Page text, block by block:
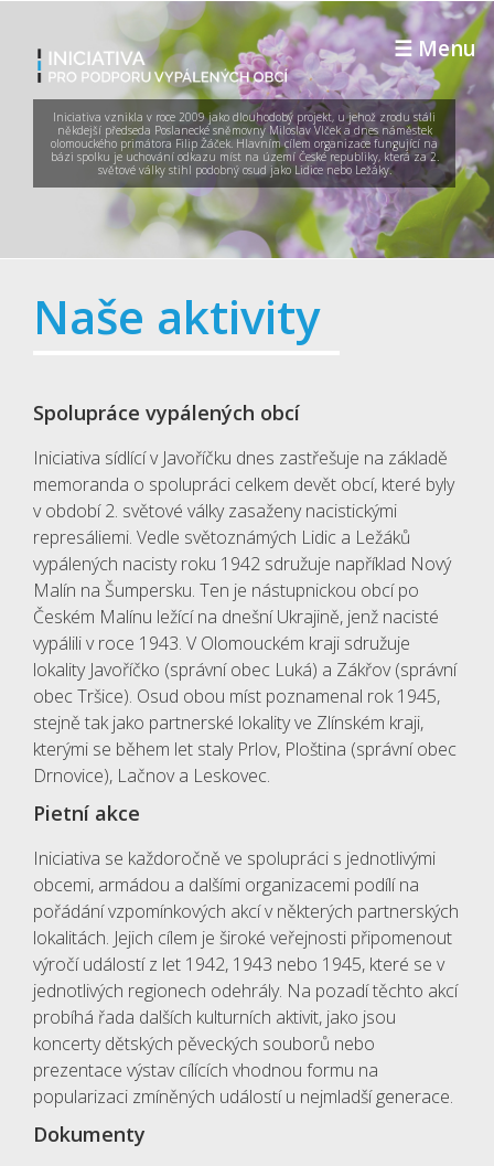
Skip to main content
☰ Menu
Iniciativa vznikla v roce 2009 jako dlouhodobý projekt, u jehož zrodu stáli
někdejší předseda Poslanecké sněmovny Miloslav Vlček a dnes náměstek
olomouckého primátora Filip Žáček. Hlavním cílem organizace fungující na
bázi spolku je uchování odkazu míst na území České republiky, která za 2.
světové války stihl podobný osud jako Lidice nebo Ležáky.
Naše aktivity
Spolupráce vypálených obcí
Iniciativa sídlící v Javoříčku dnes zastřešuje na základě
memoranda o spolupráci celkem devět obcí, které byly
v období 2. světové války zasaženy nacistickými
represáliemi. Vedle světoznámých Lidic a Ležáků
vypálených nacisty roku 1942 sdružuje například Nový
Malín na Šumpersku. Ten je nástupnickou obcí po
Českém Malínu ležící na dnešní Ukrajině, jenž nacisté
vypálili v roce 1943. V Olomouckém kraji sdružuje
lokality Javoříčko (správní obec Luká) a Zákřov (správní
obec Tršice). Osud obou míst poznamenal rok 1945,
stejně tak jako partnerské lokality ve Zlínském kraji,
kterými se během let staly Prlov, Ploština (správní obec
Drnovice), Lačnov a Leskovec.
Pietní akce
Iniciativa se každoročně ve spolupráci s jednotlivými
obcemi, armádou a dalšími organizacemi podílí na
pořádání vzpomínkových akcí v některých partnerských
lokalitách. Jejich cílem je široké veřejnosti připomenout
výročí událostí z let 1942, 1943 nebo 1945, které se v
jednotlivých regionech odehrály. Na pozadí těchto akcí
probíhá řada dalších kulturních aktivit, jako jsou
koncerty dětských pěveckých souborů nebo
prezentace výstav cílících vhodnou formu na
popularizaci zmíněných událostí u nejmladší generace.
Dokumenty